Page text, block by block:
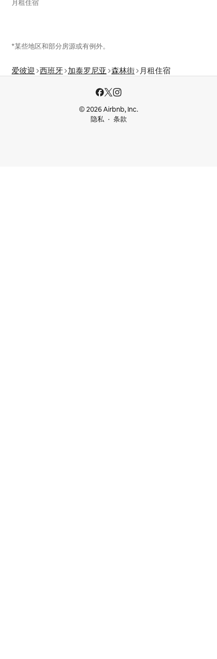
月租住宿
*某些地区和部分房源或有例外。
爱彼迎 西班牙 加泰罗尼亚 森林街 月租住宿
© 2026 Airbnb, Inc.
隐私
条款